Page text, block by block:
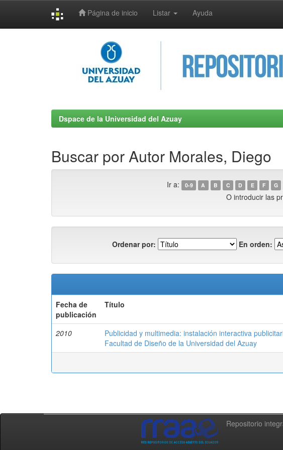
Página de inicio Listar Ayuda
Dspace de la Universidad del Azuay
Buscar por Autor Morales, Diego
Ir a: 0-9 A B C D E F G
O introducir las
Ordenar por: En orden:
Fecha de
publicación
Título
2010
Publicidad y multimedia: instalación interactiva
Facultad de Diseño de la Universidad del Azuay
Repositorio